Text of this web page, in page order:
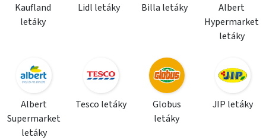
Kaufland
letáky
Lidl letáky Billa letáky
Albert
Hypermarket
letáky
Albert
Supermarket
letáky
Tesco letáky
Globus
letáky
JIP letáky